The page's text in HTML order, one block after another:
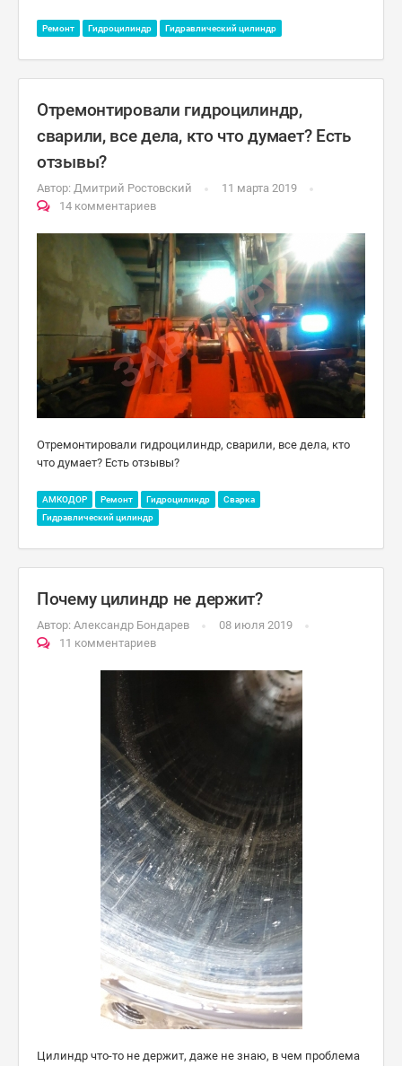
Ремонт Гидроцилиндр Гидравлический цилиндр
Отремонтировали гидроцилиндр,
сварили, все дела, кто что думает? Есть
отзывы?
Автор: Дмитрий Ростовский
11 марта 2019
14 комментариев
Отремонтировали гидроцилиндр, сварили, все дела, кто
что думает? Есть отзывы?
АМКОДОР Ремонт Гидроцилиндр
Сварка
Гидравлический цилиндр
Почему цилиндр не держит?
Автор: Александр Бондарев
08 июля 2019
11 комментариев
Цилиндр что-то не держит, даже не знаю, в чем проблема